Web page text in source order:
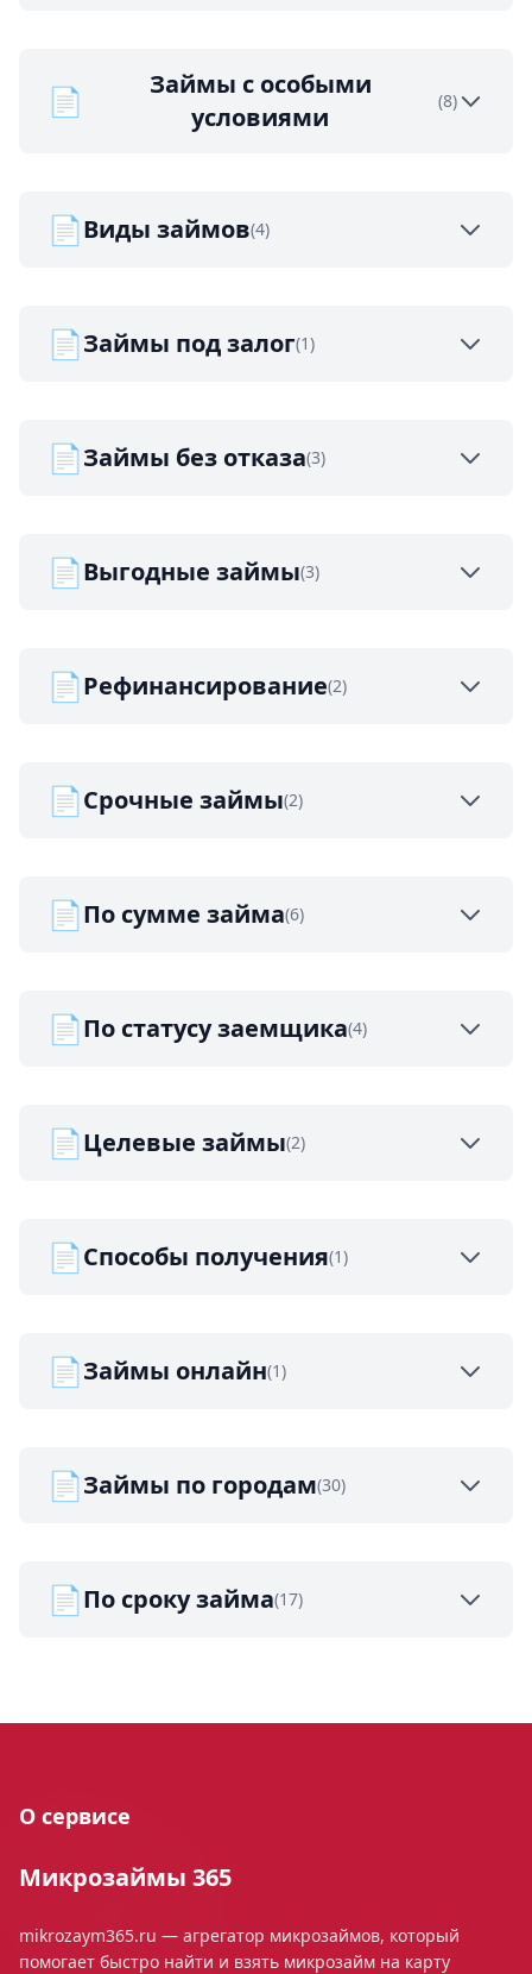
📄
Займы с особыми
условиями
(8)
📄Виды займов(4)
📄Займы под залог(1)
📄Займы без отказа(3)
📄Выгодные займы(3)
📄Рефинансирование(2)
📄Срочные займы(2)
📄По сумме займа(6)
📄По статусу заемщика(4)
📄Целевые займы(2)
📄Способы получения(1)
📄Займы онлайн(1)
📄Займы по городам(30)
📄По сроку займа(17)
О сервисе
Микрозаймы 365
mikrozaym365.ru — агрегатор микрозаймов, который
помогает быстро найти и взять микрозайм на карту